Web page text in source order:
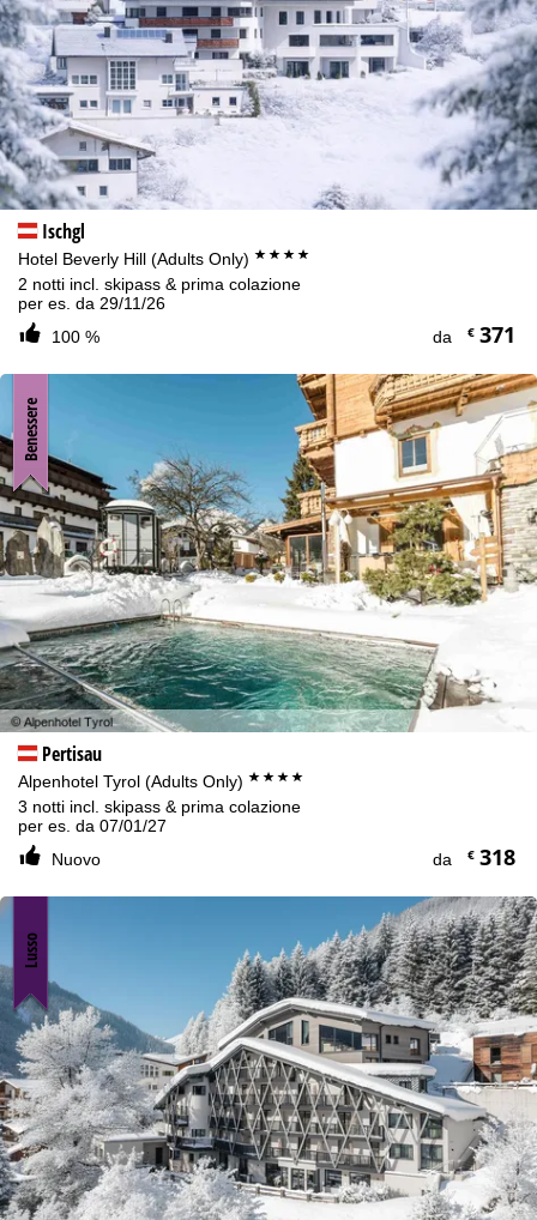
Ischgl
Hotel Beverly Hill (Adults Only) ****
2 notti incl. skipass & prima colazione
per es. da 29/11/26
100 %
da €371
Pertisau
Alpenhotel Tyrol (Adults Only) ****
3 notti incl. skipass & prima colazione
per es. da 07/01/27
Nuovo
da €318
Benessere
Lusso